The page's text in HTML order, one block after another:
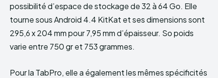
possibilité d’espace de stockage de 32 à 64 Go. Elle
tourne sous Android 4.4 KitKat et ses dimensions sont
295,6 x 204 mm pour 7,95 mm d’épaisseur. So poids
varie entre 750 gr et 753 grammes.
Pour la TabPro, elle a également les mêmes spécificités